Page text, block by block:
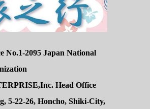
No.1-2095 Japan National
Head Office
5-22-26, Honcho, Shiki-City,